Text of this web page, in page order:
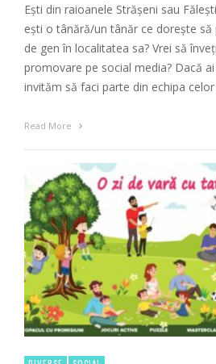
Ești din raioanele Strășeni sau
ești o tânără/un tânăr ce dorește
de gen în localitatea sa? Vrei să
promovare pe social media? Dacă
invităm să faci parte din echipa
Read More